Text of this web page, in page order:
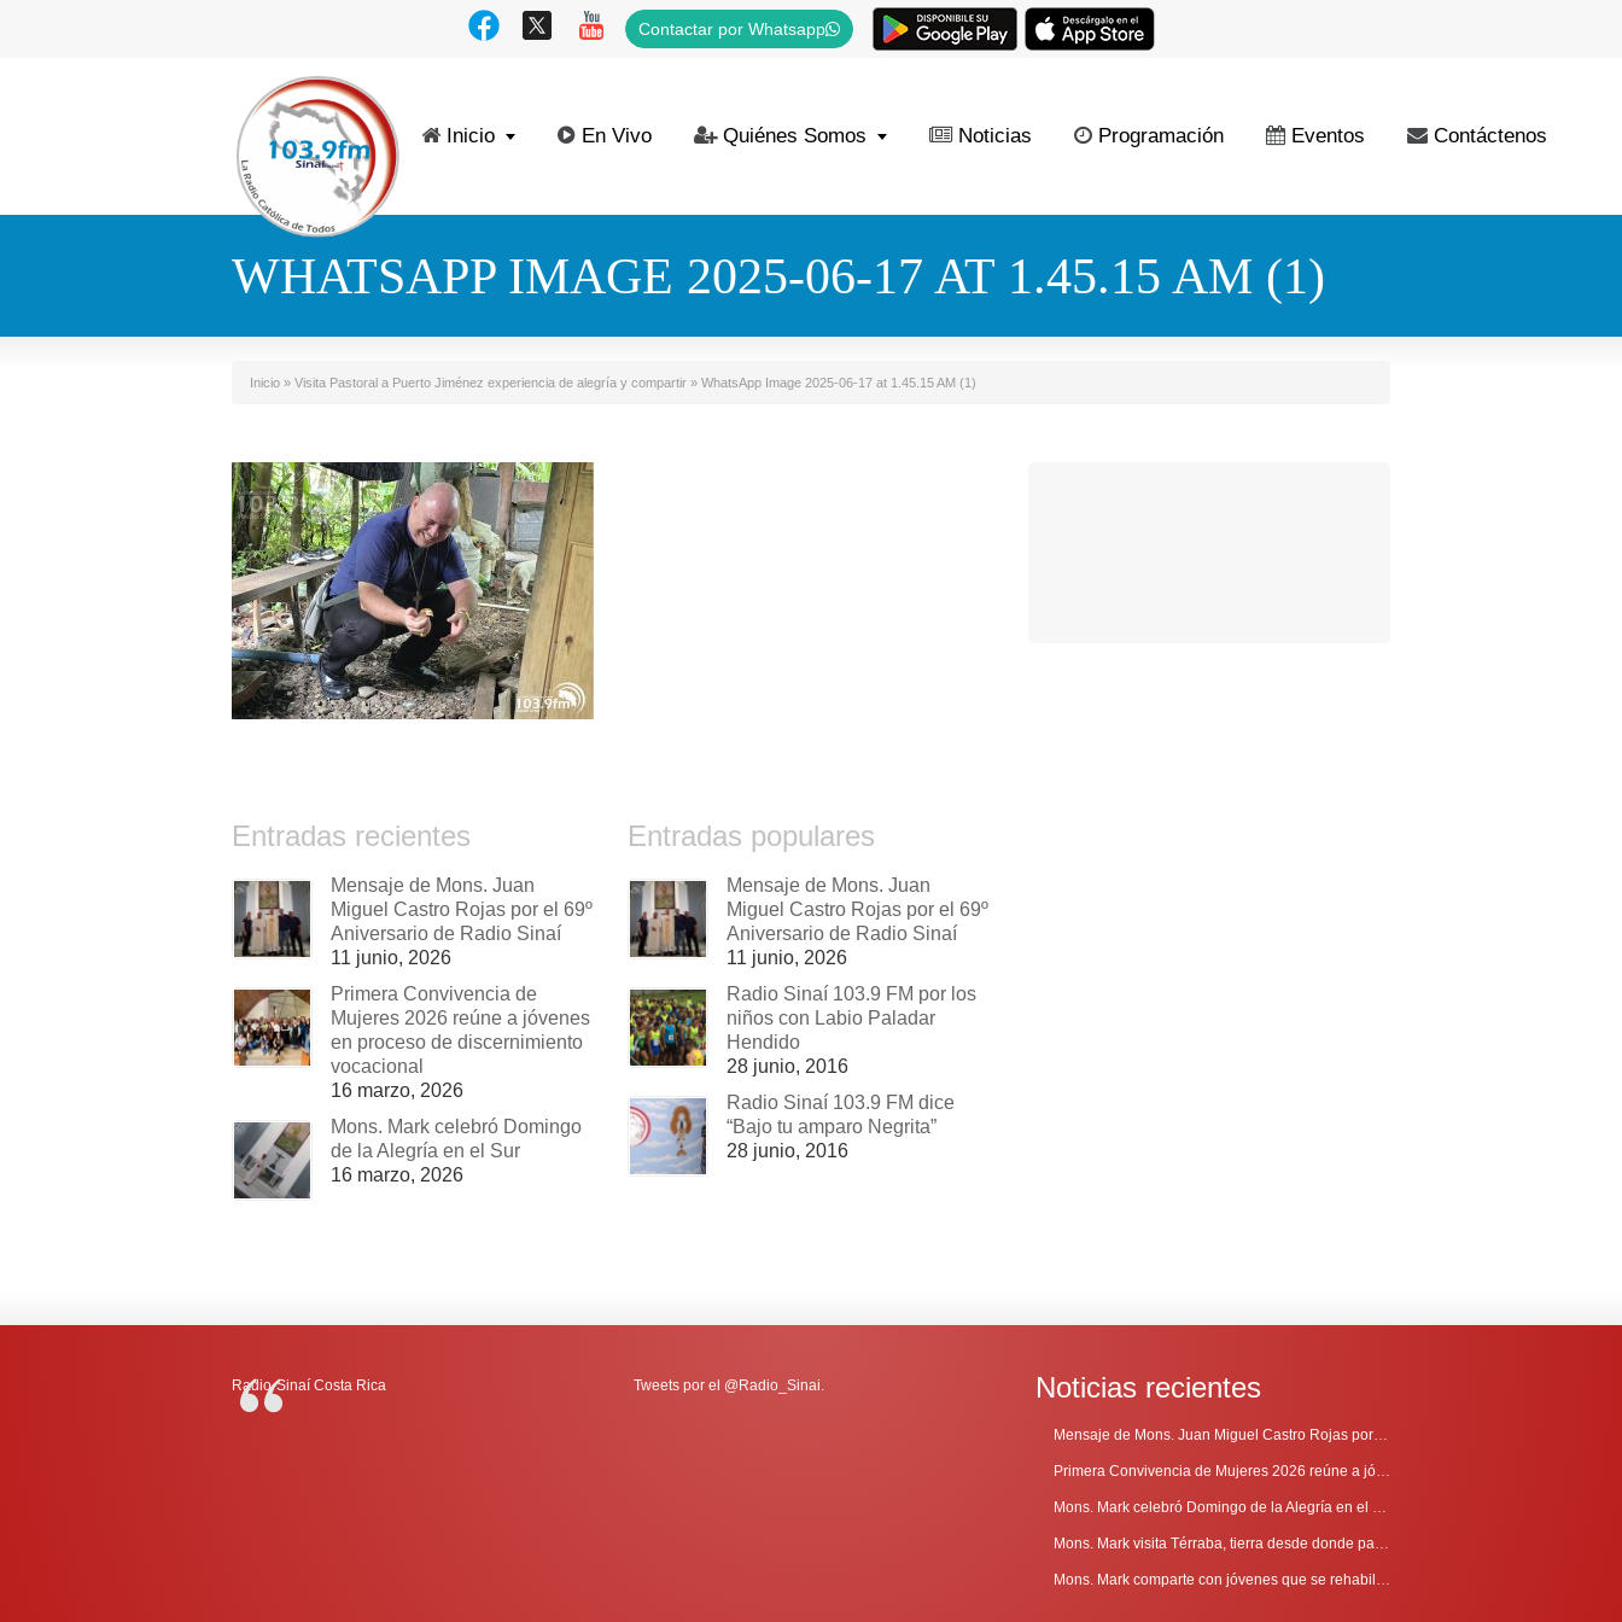
Contactar por Whatsapp
Inicio En Vivo Quiénes Somos Noticias Programación Eventos Contáctenos
WHATSAPP IMAGE 2025-06-17 AT 1.45.15 AM (1)
Inicio » Visita Pastoral a Puerto Jiménez experiencia de alegría y compartir » WhatsApp Image 2025-06-17 at 1.45.15 AM (1)
Entradas recientes
Mensaje de Mons. Juan
Miguel Castro Rojas por el 69º
Aniversario de Radio Sinaí
11 junio, 2026
Primera Convivencia de
Mujeres 2026 reúne a jóvenes
en proceso de discernimiento
vocacional
16 marzo, 2026
Mons. Mark celebró Domingo
de la Alegría en el Sur
16 marzo, 2026
Entradas populares
Mensaje de Mons. Juan
Miguel Castro Rojas por el 69º
Aniversario de Radio Sinaí
11 junio, 2026
Radio Sinaí 103.9 FM por los
niños con Labio Paladar
Hendido
28 junio, 2016
Radio Sinaí 103.9 FM dice
“Bajo tu amparo Negrita”
28 junio, 2016
Radio-Sinaí Costa Rica Tweets por el @Radio_Sinai. Noticias recientes
Mensaje de Mons. Juan Miguel Castro Rojas por el 69º Aniversario de Radio Sinaí
Primera Convivencia de Mujeres 2026 reúne a jóvenes en proceso de discernimiento vocacional
Mons. Mark celebró Domingo de la Alegría en el Sur
Mons. Mark visita Térraba, tierra desde donde parte la evangelización
Mons. Mark comparte con jóvenes que se rehabilitan en Comunidad Cenáculo